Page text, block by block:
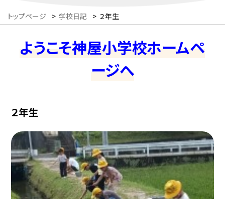
トップページ > 学校日記 > ２年生
ようこそ神屋小学校ホームペ
ージへ
２年生